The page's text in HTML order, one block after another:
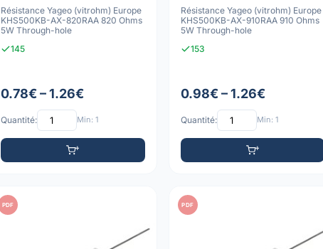
Résistance Yageo (vitrohm) Europe
KHS500KB-AX-820RAA 820 Ohms
5W Through-hole
145
0.78€ – 1.26€
Quantité: Min: 1
Résistance Yageo (vitrohm) Europe
KHS500KB-AX-910RAA 910 Ohms
5W Through-hole
153
0.98€ – 1.26€
Quantité: Min: 1
PDF PDF